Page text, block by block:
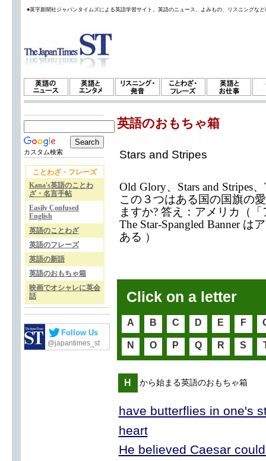
●英字新聞社ジャパンタイムズによる英語学習サイト。英語のニュース、よみもの、リスニングな
カスタム検索
ことわざ・フレーズ
Kana's英語のことわ
ざ・名言手帖
Easily Confused
English
英語のことわざ
英語のフレーズ
英語の新語
英語のおもちゃ箱
映画でオシャレに英会
話
Follow Us
@japantimes_st
英語のおもちゃ箱
Stars and Stripes
Old Glory、Stars and Stripes
この３つはある国の国旗の
ますか? 答え：アメリカ（
The Star-Spangled Banner
ある ）
Click on a letter
A B C D E F
N O P Q R S
H から始まる英語のおもちゃ箱
have butterflies in one's
heart
He believed Caesar